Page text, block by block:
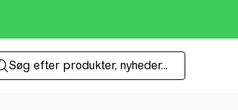
Søg efter produkter, nyheder...